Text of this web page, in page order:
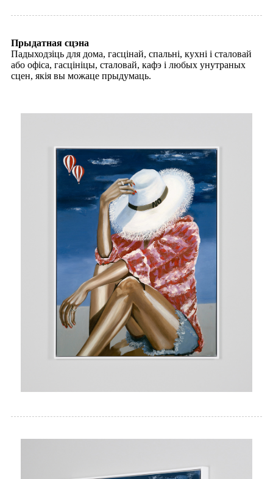
Прыдатная сцэна
Падыходзіць для дома, гасцінай, спальні, кухні і сталовай
або офіса, гасцініцы, сталовай, кафэ і любых унутраных
сцен, якія вы можаце прыдумаць.